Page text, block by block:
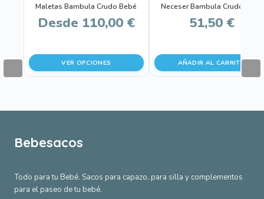
Maletas Bambula Crudo Bebé
Desde 110,00 €
VER OPCIONES
elegir
página
de
Neceser Bambula Crudo Bebé
51,50 €
AÑADIR AL CARRITO
Bebesacos
Todo para tu Bebé. Sacos para capazo, para silla y complementos
para el paseo de tu bebé.